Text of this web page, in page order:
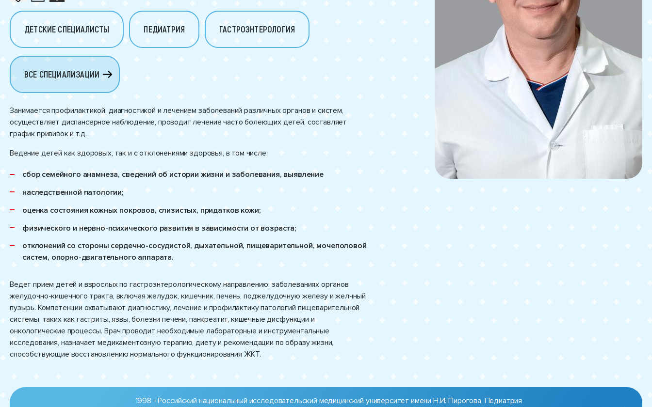
ДЕТСКИЕ СПЕЦИАЛИСТЫ ПЕДИАТРИЯ ГАСТРОЭНТЕРОЛОГИЯ
ВСЕ СПЕЦИАЛИЗАЦИИ
Занимается профилактикой, диагностикой и лечением заболеваний различных органов и систем,
осуществляет диспансерное наблюдение, проводит лечение часто болеющих детей, составляет
график прививок и т.д.
Ведение детей как здоровых, так и с отклонениями здоровья, в том числе:
сбор семейного анамнеза, сведений об истории жизни и заболевания, выявление
наследственной патологии;
оценка состояния кожных покровов, слизистых, придатков кожи;
физического и нервно-психического развития в зависимости от возраста;
отклонений со стороны сердечно-сосудистой, дыхательной, пищеварительной, мочеполовой
систем, опорно-двигательного аппарата.
Ведет прием детей и взрослых по гастроэнтерологическому направлению: заболеваниях органов
желудочно-кишечного тракта, включая желудок, кишечник, печень, поджелудочную железу и желчный
пузырь. Компетенции охватывают диагностику, лечение и профилактику патологий пищеварительной
системы, таких как гастриты, язвы, болезни печени, панкреатит, кишечные дисфункции и
онкологические процессы. Врач проводит необходимые лабораторные и инструментальные
исследования, назначает медикаментозную терапию, диету и рекомендации по образу жизни,
способствующие восстановлению нормального функционирования ЖКТ.
1998 - Российский национальный исследовательский медицинский университет имени Н.И. Пирогова, Педиатрия